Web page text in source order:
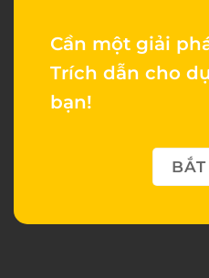
Cần một giải
Trích dẫn cho
bạn!